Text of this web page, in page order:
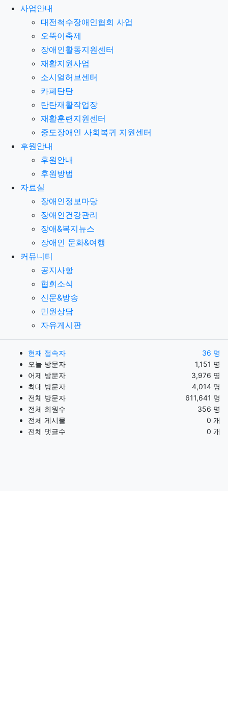
사업안내
대전척수장애인협회 사업
오뚝이축제
장애인활동지원센터
재활지원사업
소시얼허브센터
카페탄탄
탄탄재활작업장
재활훈련지원센터
중도장애인 사회복귀 지원센터
후원안내
후원안내
후원방법
자료실
장애인정보마당
장애인건강관리
장애&복지뉴스
장애인 문화&여행
커뮤니티
공지사항
협회소식
신문&방송
민원상담
자유게시판
현재 접속자
36 명
오늘 방문자
1,151 명
어제 방문자
3,976 명
최대 방문자
4,014 명
전체 방문자
611,641 명
전체 회원수
356 명
전체 게시물
0 개
전체 댓글수
0 개